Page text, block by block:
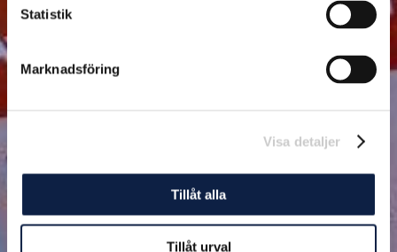
Statistik
Marknadsföring
Visa detaljer
Tillåt alla
Tillåt urval